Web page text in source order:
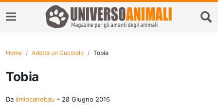
Home Adotta un Cucciolo Tobia
Tobia
Da ilmiocanebau - 28 Giugno 2016